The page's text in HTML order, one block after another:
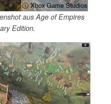
ⓘ Xbox Game Studios
aus Age of Empires
Edition.